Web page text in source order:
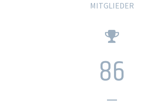
MITGLIEDER
86